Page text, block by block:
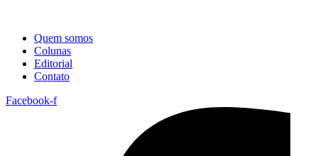
Quem somos
Colunas
Editorial
Contato
Facebook-f